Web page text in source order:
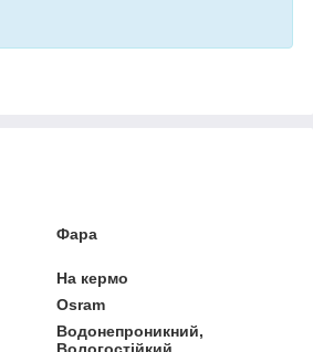
Фара
На кермо
Osram
Водонепроникний,
Вологостійкий,